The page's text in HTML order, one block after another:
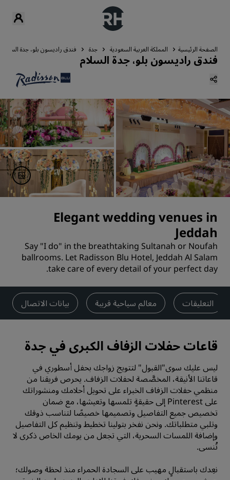
الصفحة الرئيسية المملكة العربية السعودية جدة فندق راديسون بلو، جدة السلام
فندق راديسون بلو، جدة السلام
Elegant wedding venues in
Jeddah
Say "I do" in the breathtaking Sultanah or Noufah
ballrooms. Let Radisson Blu Hotel, Jeddah Al Salam
take care of every detail of your perfect day.
التعليقات معالم سياحية قريبة بيانات الاتصال
قاعات حفلات الزفاف الكبرى في جدة
ليس عليك سوى"القبول" لتتويج زواجك بحفل أسطوري في
قاعاتنا الأنيقة، المخصَّصة لحفلات الزفاف. يحرص فريقنا من
منظمي حفلات الزفاف الخبراء على تحويل أحلامك ومنشوراتك
على Pinterest إلى حقيقةٍ تلمسها وتعيشها، مع ضمان
تخصيص جميع التفاصيل وتصميمها خصيصًا لتناسب ذوقك
وتلبي متطلباتك. ونحن نفخر بتولينا تخطيط وتنظيم كل التفاصيل
وإضافة اللمسات السحرية، التي تجعل من يومك الخاص ذكرى لا
تُنسى.
نعِدك باستقبالٍ مهيب على السجادة الحمراء منذ لحظة وصولك؛